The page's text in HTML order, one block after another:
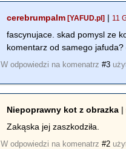
cerebrumpalm [YAFUD.pl] | 11
fascynujace. skad pomysl ze
komentarz od samego
W odpowiedzi na komenatrz#3
Niepoprawny kot z obrazka |
Zakąska jej zaszkodziła.
W odpowiedzi na komenatrz#2